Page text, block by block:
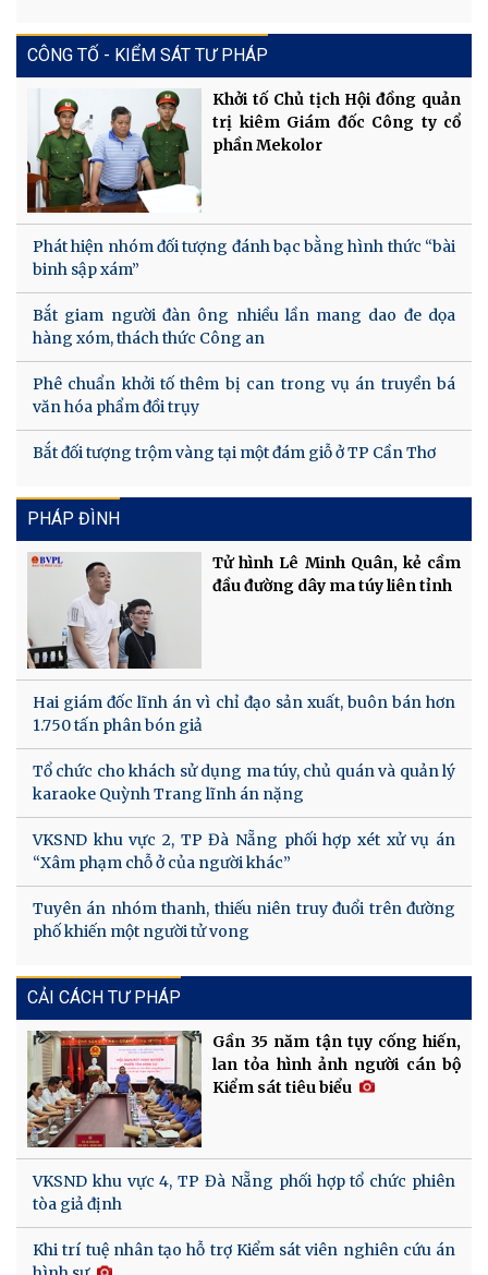
CÔNG TỐ - KIỂM SÁT TƯ PHÁP
Khởi tố Chủ tịch Hội đồng quản
trị kiêm Giám đốc Công ty cổ
phần Mekolor
Phát hiện nhóm đối tượng đánh bạc bằng hình thức “bài
binh sập xám”
Bắt giam người đàn ông nhiều lần mang dao đe dọa
hàng xóm, thách thức Công an
Phê chuẩn khởi tố thêm bị can trong vụ án truyền bá
văn hóa phẩm đồi trụy
Bắt đối tượng trộm vàng tại một đám giỗ ở TP Cần Thơ
PHÁP ĐÌNH
Tử hình Lê Minh Quân, kẻ cầm
đầu đường dây ma túy liên tỉnh
Hai giám đốc lĩnh án vì chỉ đạo sản xuất, buôn bán hơn
1.750 tấn phân bón giả
Tổ chức cho khách sử dụng ma túy, chủ quán và quản lý
karaoke Quỳnh Trang lĩnh án nặng
VKSND khu vực 2, TP Đà Nẵng phối hợp xét xử vụ án
“Xâm phạm chỗ ở của người khác”
Tuyên án nhóm thanh, thiếu niên truy đuổi trên đường
phố khiến một người tử vong
CẢI CÁCH TƯ PHÁP
Gần 35 năm tận tụy cống hiến,
lan tỏa hình ảnh người cán bộ
Kiểm sát tiêu biểu
VKSND khu vực 4, TP Đà Nẵng phối hợp tổ chức phiên
tòa giả định
Khi trí tuệ nhân tạo hỗ trợ Kiểm sát viên nghiên cứu án